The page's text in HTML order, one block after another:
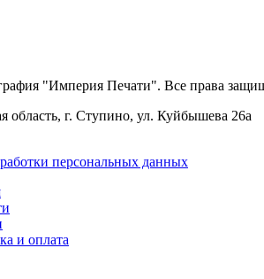
"Империя Печати". Все права
область, г. Ступино, ул. Куйбышева 26а
персональных данных
и оплата